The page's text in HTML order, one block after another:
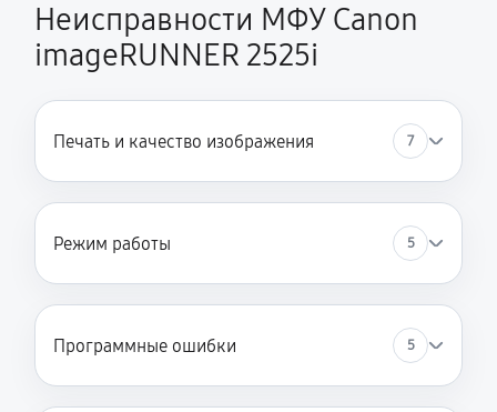
Неисправности МФУ Canon
imageRUNNER 2525i
Печать и качество изображения 7
Режим работы 5
Программные ошибки 5